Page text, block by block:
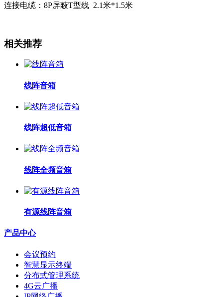
连接电缆：8P屏蔽T型线 2.1米*1.5米
相关推荐
线阵音箱
线阵超低音箱
线阵全频音箱
有源线阵音箱
产品中心
会议预约
智慧显示终端
分布式管理系统
4G云广播